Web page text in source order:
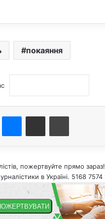
покаяння
Поділитися електронною поштою
пожертвуйте прямо
в Україні. 5168